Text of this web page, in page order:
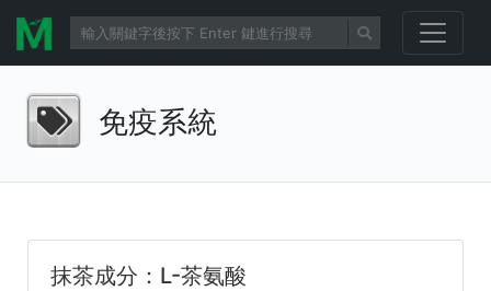
免疫系統
抹茶成分：L-茶氨酸